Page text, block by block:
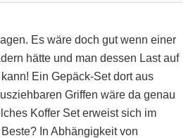
Es wäre doch gut wenn einer
hätte und man dessen Last auf
Ein Gepäck-Set dort aus
Griffen wäre da genau
Koffer Set erweist sich im
In Abhängigkeit von